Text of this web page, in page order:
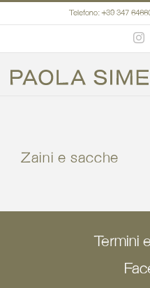
al
Telefono: +39 347
Zaini e sacche
Termini